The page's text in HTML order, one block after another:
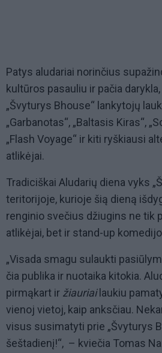
Patys aludariai norinčius
kultūros pasauliu ir pačia
„Švyturys Bhouse“ lankytojų
„Garbanotas“, „Baltasis Kiras“,
„Flash Voyage“ ir kiti ryškiausi
atlikėjai.
Tradiciškai Aludarių diena vyks
teritorijoje, kurioje šią dieną
renginio svečius džiugins ne tik
atlikėjai, bet ir stand-up
„Visada smagu sulaukti
čia publika ir nuotaika kitokia.
pirmąkart ir žiauriailaukiu
vienoj vietoj, kaip anksčiau.
visus susimatyti prie „Švyturys
šeštadienį!“, – kviečia Tomas